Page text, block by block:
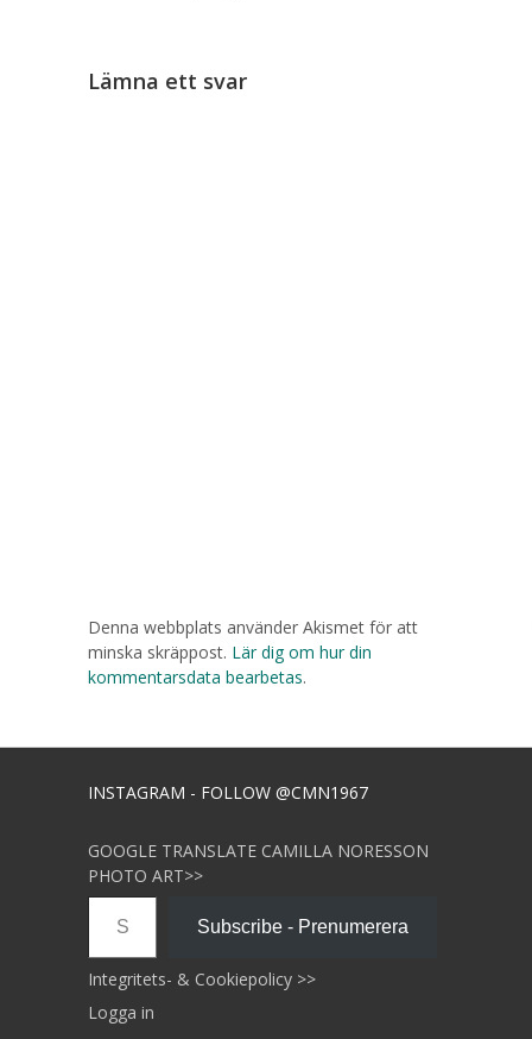
Lämna ett svar
Denna webbplats använder Akismet för att
minska skräppost. Lär dig om hur din
kommentarsdata bearbetas.
INSTAGRAM - FOLLOW @CMN1967
GOOGLE TRANSLATE CAMILLA NORESSON
PHOTO ART>>
Skriv din e-post …
Subscribe - Prenumerera
Integritets- & Cookiepolicy >>
Logga in